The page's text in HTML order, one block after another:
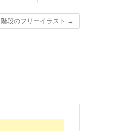
階段のフリーイラスト →